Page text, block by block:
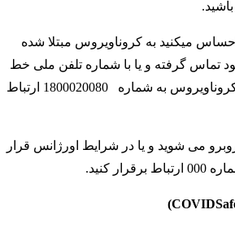
.
میکنید به کروناویروس مبتلا شده
تماس گرفته و یا با شماره تلفن ملی خط
به شماره
1800020080 ارتباط
می شوید و یا در شرایط اورژانس قرار
کنید
.